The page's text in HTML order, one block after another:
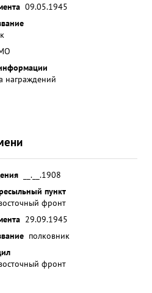
09.05.1945
награждений
__.__.1908
пункт
фронт
29.09.1945
полковник
фронт